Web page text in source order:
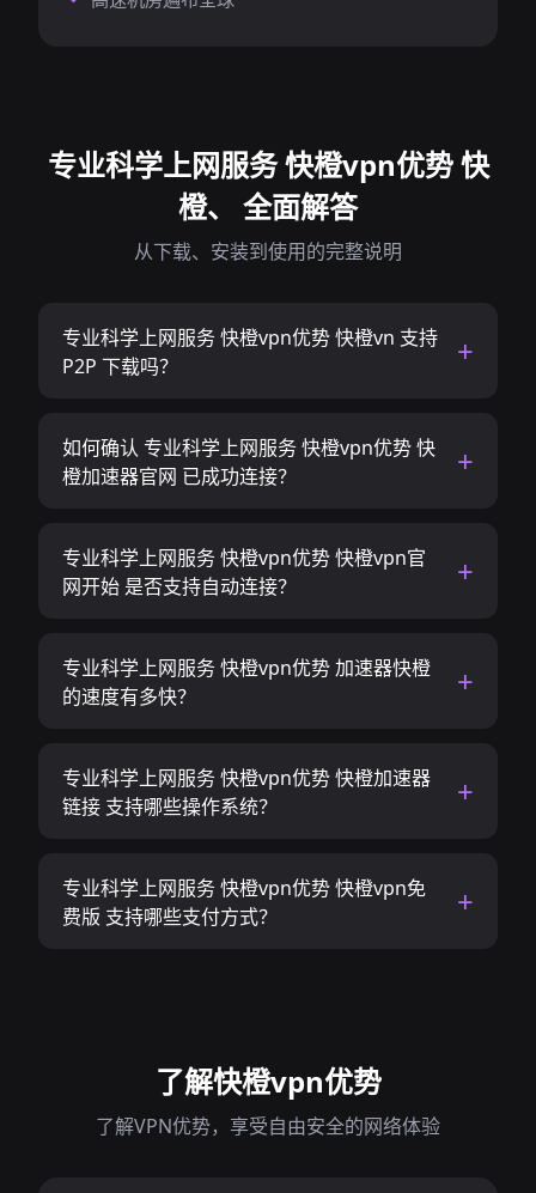
专业科学上网服务 快橙vpn优势 快
橙、 全面解答
从下载、安装到使用的完整说明
专业科学上网服务 快橙vpn优势 快橙vn 支持
P2P 下载吗？
如何确认 专业科学上网服务 快橙vpn优势 快
橙加速器官网 已成功连接？
专业科学上网服务 快橙vpn优势 快橙vpn官
网开始 是否支持自动连接？
专业科学上网服务 快橙vpn优势 加速器快橙
的速度有多快？
专业科学上网服务 快橙vpn优势 快橙加速器
链接 支持哪些操作系统？
专业科学上网服务 快橙vpn优势 快橙vpn免
费版 支持哪些支付方式？
了解快橙vpn优势
了解VPN优势，享受自由安全的网络体验